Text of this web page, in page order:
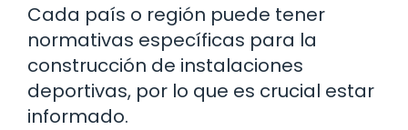
Cada país o región puede tener
normativas específicas para la
construcción de instalaciones
deportivas, por lo que es crucial estar
informado.